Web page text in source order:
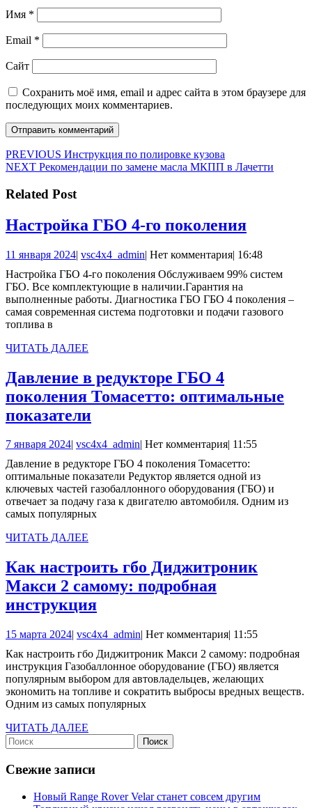
Имя *
Email *
Сайт
Сохранить моё имя, email и адрес сайта в этом браузере для
последующих моих комментариев.
Навигация
по
записям
PREVIOUS Предыдущая
запись:
Инструкция по полировке кузова
NEXT Следующая
Рекомендации по замене масла МКПП в Лачетти
Related Post
Настройка ГБО 4-го поколения
4-
го
11 января 202411
2024
| vsc4x4_adminvsc4x4_admin
| Нет комментария| 16:48
Настройка ГБО 4-го поколения Обслуживаем 99% систем
ГБО. Все комплектующие в наличии.Гарантия на
выполненные работы. Диагностика ГБО ГБО 4 поколения –
самая современная система подготовки и подачи газового
топлива в
ЧИТАТЬ ДАЛЕЕ
Давление в редукторе ГБО 4
поколения Томасетто: оптимальные
показателиДавление
редукторе
ГБО
4
поколения
показатели
7 января 20247
2024
| vsc4x4_adminvsc4x4_admin
| Нет комментария| 11:55
Давление в редукторе ГБО 4 поколения Томасетто:
оптимальные показатели Редуктор является одной из
ключевых частей газобаллонного оборудования (ГБО) и
отвечает за подачу газа к двигателю автомобиля. Одним из
самых популярных
ЧИТАТЬ ДАЛЕЕ
Как настроить гбо Диджитроник
Макси 2 самому: подробная
инструкцияКак
гбо
Диджитроник
Макси
2
подробная
инструкция
15 марта 202415
2024
| vsc4x4_adminvsc4x4_admin
| Нет комментария| 11:55
Как настроить гбо Диджитроник Макси 2 самому: подробная
инструкция Газобаллонное оборудование (ГБО) является
популярным выбором для автовладельцев, желающих
экономить на топливе и сократить выбросы вредных веществ.
Одним из самых популярных
ЧИТАТЬ ДАЛЕЕ
Найти:
Свежие записи
Новый Range Rover Velar станет совсем другим